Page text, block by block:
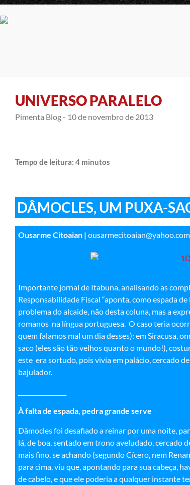
UNIVERSO PARALELO
Pimenta Blog - 10 de novembro de 2013
Tempo de leitura: 4 minutos
DÂMOCLES, UM PUXA-
Ousarme Citoaian |
Importante jornal de Itabuna, analisando as
Responsabilidade Fiscal “aponta, como espada
problema do alcaide, não desta coluna, mas a
romanos na língua portuguesa. O caso teria
quem falamos mal um dia desses): em Siracusa,
saco (eles são tão velhos quanto o mundo!),
este era sortudo, pois vivia em palácio, cercado
bajulador.
À falta de espada, pedra grande serve
Dâmocles foi desafiado a reinar por uma noite,
lá, de boa, sentado em trono aveludado, cercado
mais fino, se achando (segundo Cícero, nem
para cima, viu que, apontando para sua cabeça,
de cabelo, e que ele poderia a qualquer instante